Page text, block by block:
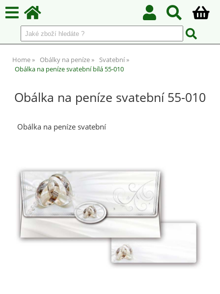
Home Obálky na peníze
Svatební
Obálka na peníze svatební bílá 55-010
Obálka na peníze svatební 55-010
Obálka na peníze svatební